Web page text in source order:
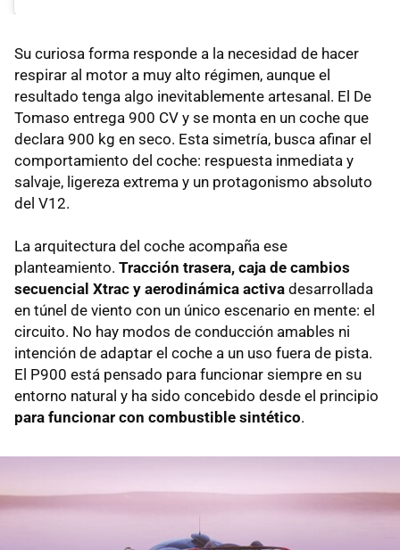
Su curiosa forma responde a la necesidad de hacer
respirar al motor a muy alto régimen, aunque el
resultado tenga algo inevitablemente artesanal. El De
Tomaso entrega 900 CV y se monta en un coche que
declara 900 kg en seco. Esta simetría, busca afinar el
comportamiento del coche: respuesta inmediata y
salvaje, ligereza extrema y un protagonismo absoluto
del V12.
La arquitectura del coche acompaña ese
planteamiento. Tracción trasera, caja de cambios
secuencial Xtrac y aerodinámica activa desarrollada
en túnel de viento con un único escenario en mente: el
circuito. No hay modos de conducción amables ni
intención de adaptar el coche a un uso fuera de pista.
El P900 está pensado para funcionar siempre en su
entorno natural y ha sido concebido desde el principio
para funcionar con combustible sintético.